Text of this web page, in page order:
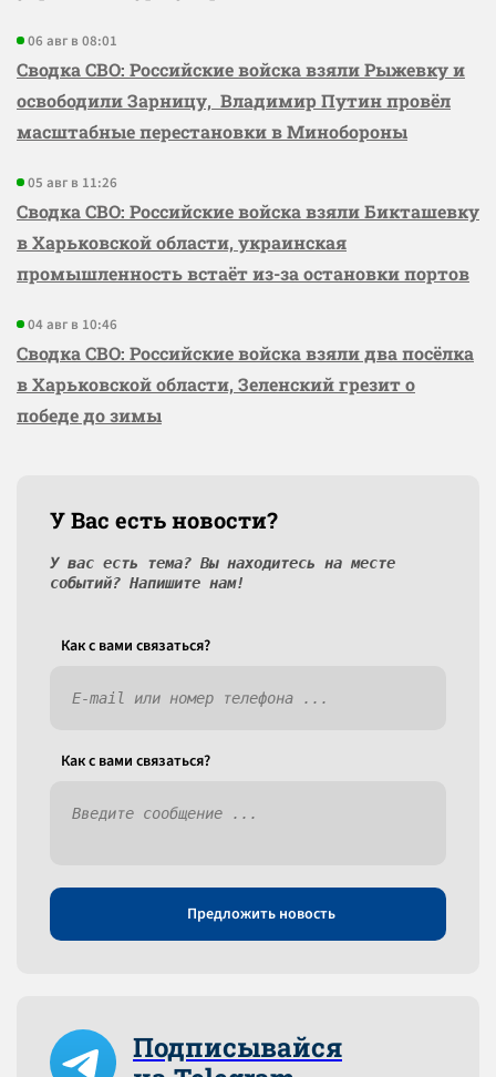
06 авг в 08:01
Сводка СВО: Российские войска взяли Рыжевку и
освободили Зарницу, Владимир Путин провёл
масштабные перестановки в Минобороны
05 авг в 11:26
Сводка СВО: Российские войска взяли Бикташевку
в Харьковской области, украинская
промышленность встаёт из-за остановки портов
04 авг в 10:46
Сводка СВО: Российские войска взяли два посёлка
в Харьковской области, Зеленский грезит о
победе до зимы
У Вас есть новости?
У вас есть тема? Вы находитесь на месте
событий? Напишите нам!
Как c вами связаться?
Как c вами связаться?
Предложить новость
Подписывайся